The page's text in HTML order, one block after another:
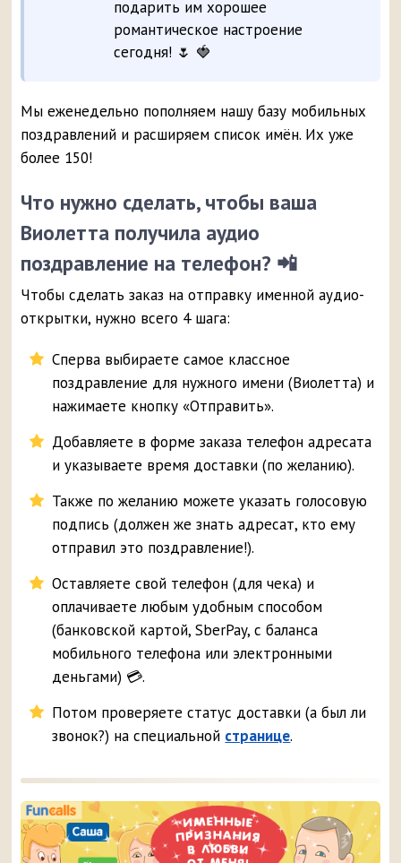
подарить им хорошее
романтическое настроение
сегодня! 🌷 🍓
Мы еженедельно пополняем нашу базу мобильных
поздравлений и расширяем список имён. Их уже
более 150!
Что нужно сделать, чтобы ваша
Виолетта получила аудио
поздравление на телефон? 📲
Чтобы сделать заказ на отправку именной аудио-
открытки, нужно всего 4 шага:
Сперва выбираете самое классное
поздравление для нужного имени (Виолетта) и
нажимаете кнопку «Отправить».
Добавляете в форме заказа телефон адресата
и указываете время доставки (по желанию).
Также по желанию можете указать голосовую
подпись (должен же знать адресат, кто ему
отправил это поздравление!).
Оставляете свой телефон (для чека) и
оплачиваете любым удобным способом
(банковской картой, SberPay, с баланса
мобильного телефона или электронными
деньгами) 💳.
Потом проверяете статус доставки (а был ли
звонок?) на специальной странице.